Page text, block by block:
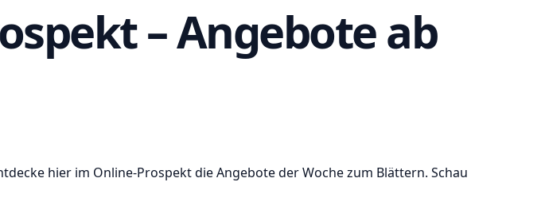
– Angebote ab
hier im Online-Prospekt die Angebote der Woche zum Blättern. Schau